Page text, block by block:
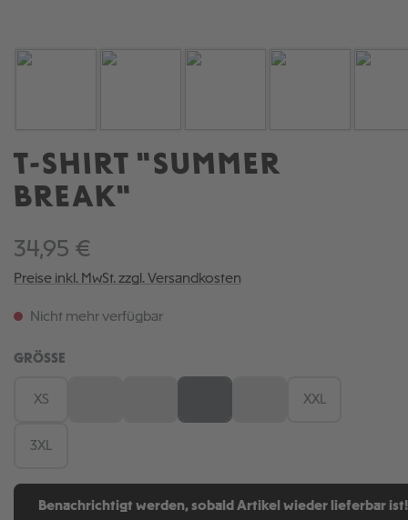
T-SHIRT "SUMMER
BREAK"
34,95 €
Preise inkl. MwSt. zzgl. Versandkosten
Nicht mehr verfügbar
GRÖSSE
XS XXL
3XL
Benachrichtigt werden, sobald Artikel wieder lieferbar ist!